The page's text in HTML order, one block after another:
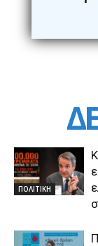
ΠΟΛΙΤΙΚΗ